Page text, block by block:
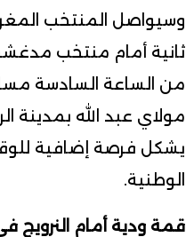
وسيواصل المنتخب
من الساعة السادسة
مولاي عبد الله بمدينة
يشكل فرصة إضافية
الوطنية.
قمة ودية أمام النرويج